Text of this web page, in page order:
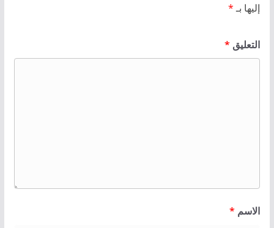
إليها بـ*
التعليق *
الاسم *